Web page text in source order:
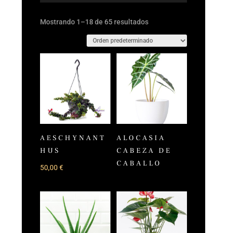
Mostrando 1–18 de 65 resultados
AESCHYNANT
HUS
50,00 €
ALOCASIA
CABEZA DE
CABALLO